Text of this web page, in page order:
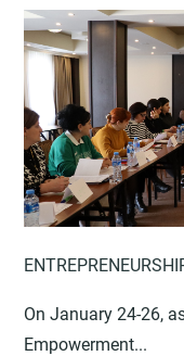
On January 24-26,
Empowerment...